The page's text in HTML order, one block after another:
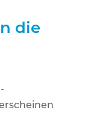
die